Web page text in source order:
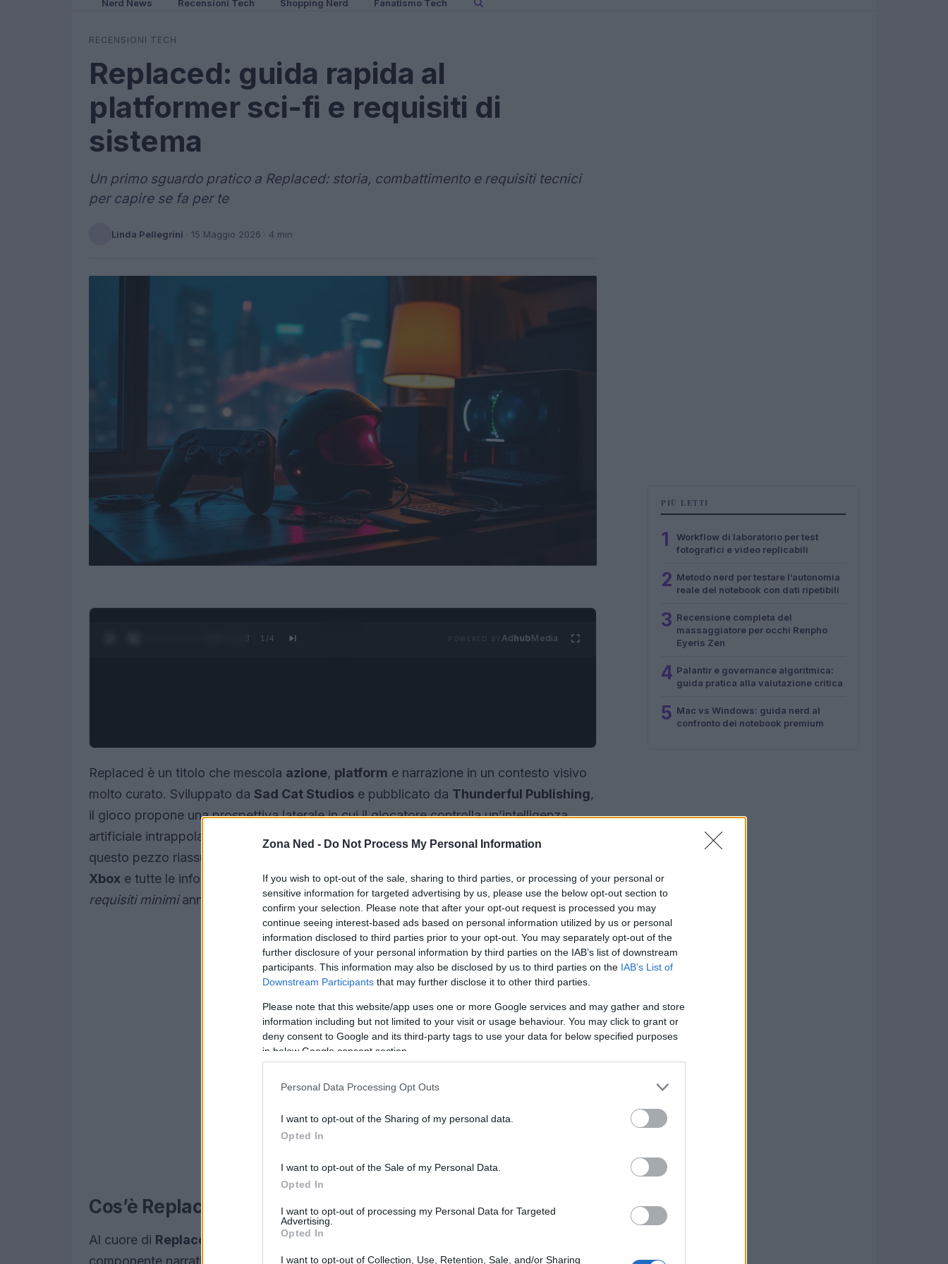
Zona Ned - Do Not Process My Personal Information
If you wish to opt-out of the sale, sharing to third parties, or processing of your personal or
sensitive information for targeted advertising by us, please use the below opt-out section to
confirm your selection. Please note that after your opt-out request is processed you may
continue seeing interest-based ads based on personal information utilized by us or personal
information disclosed to third parties prior to your opt-out. You may separately opt-out of the
further disclosure of your personal information by third parties on the IAB’s list of downstream
participants. This information may also be disclosed by us to third parties on the IAB’s List of
Downstream Participants that may further disclose it to other third parties.
Please note that this website/app uses one or more Google services and may gather and store
information including but not limited to your visit or usage behaviour. You may click to grant or
deny consent to Google and its third-party tags to use your data for below specified purposes
in below Google consent section.
Personal Data Processing Opt Outs
I want to opt-out of the Sharing of my personal data.
Opted In
I want to opt-out of the Sale of my Personal Data.
Opted In
I want to opt-out of processing my Personal Data for Targeted
Advertising.
Opted In
I want to opt-out of Collection, Use, Retention, Sale, and/or Sharing
Nerd News Recensioni Tech Shopping Nerd Fanatismo Tech
RECENSIONI TECH
Replaced: guida rapida al
platformer sci‑fi e requisiti di
sistema
Un primo sguardo pratico a Replaced: storia, combattimento e requisiti tecnici
per capire se fa per te
Linda Pellegrini · 15 Maggio 2026 · 4 min
0:28 / 1:23 1 /4 AdhubMedia
Replaced è un titolo che mescola azione, platform e narrazione in un contesto visivo
molto curato. Sviluppato da Sad Cat Studios e pubblicato da Thunderful Publishing,
il gioco propone una prospettiva laterale in cui il giocatore controlla un’intelligenza
artificiale intrappolata in un corpo umano, all’interno di una città cyberpunk oscura. In
questo pezzo riassumo l’essenza del progetto, le impressioni della prima prova su
Xbox e tutte le informazioni pratiche per chi volesse installarlo suPC, compresi i
requisiti minimiannunciati.
Cos’è Replaced e cosa lo distingue
Al cuore di Replaced
c’è una fusione tra gameplay platform 2D e una forte
PIÙ LETTI
1
Workflow di laboratorio per test
fotografici e video replicabili
2 Metodo nerd per testare l’autonomia
reale del notebook con dati ripetibili
3 Recensione completa del
massaggiatore per occhi Renpho
Eyeris Zen
4 Palantir e governance algoritmica:
guida pratica alla valutazione critica
5 Mac vs Windows: guida nerd al
confronto dei notebook premium